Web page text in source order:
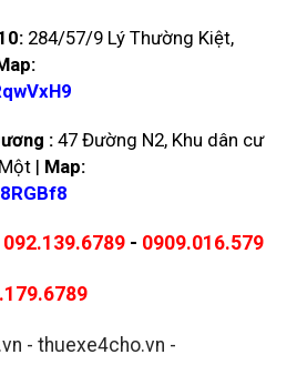
284/57/9 Lý Thường Kiệt,
:47 Đường N2, Khu dân cư
| Map:
092.139.6789 - 0909.016.579
- thuexe4cho.vn -